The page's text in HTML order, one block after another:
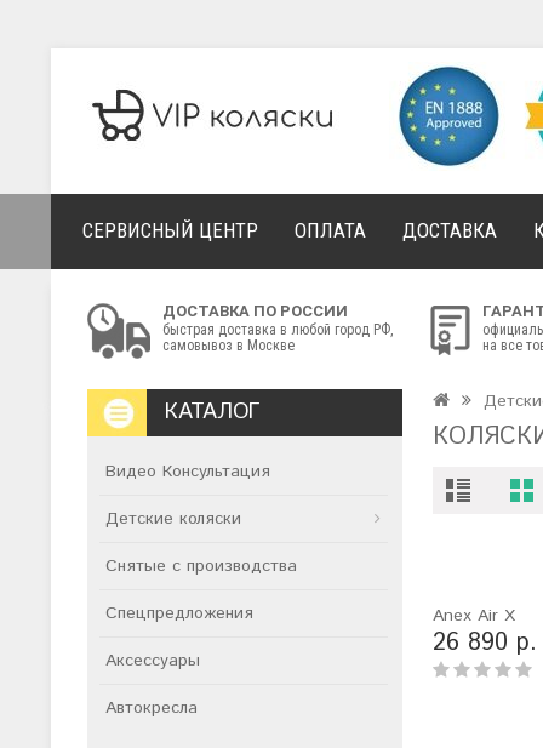
СЕРВИСНЫЙ ЦЕНТР ОПЛАТА ДОСТАВКА
ДОСТАВКА ПО РОССИИ
быстрая доставка в любой город РФ,
самовывоз в Москве
на все
КАТАЛОГ
Видео Консультация
Детские коляски
Снятые с производства
Спецпредложения
Аксессуары
Автокресла
Anex Air X
26 890 р.